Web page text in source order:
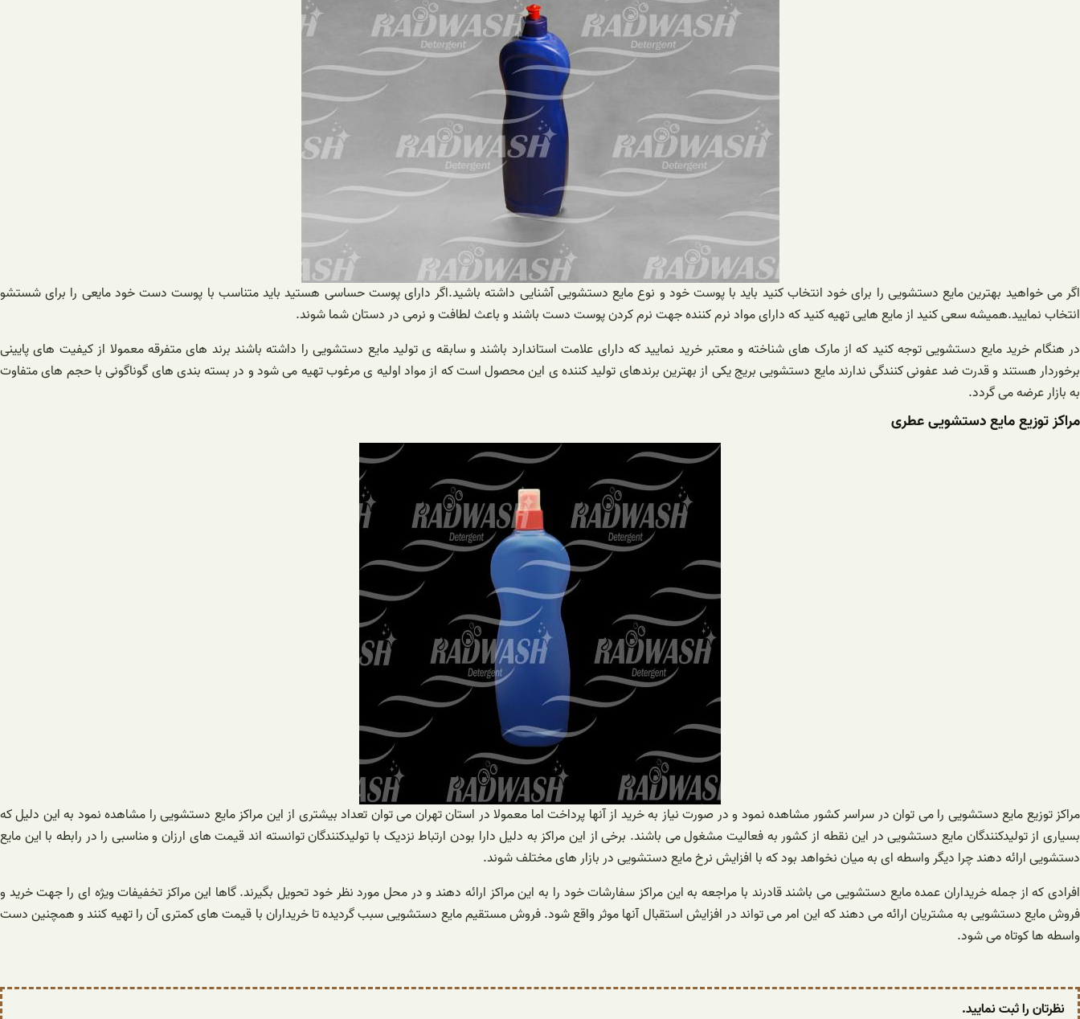
اگر می خواهید بهترین مایع دستشویی را برای خود انتخاب کنید باید با پوست خود و نوع مایع دستشویی آشنایی داشته باشید.اگر دارای پوست حساسی هستید باید متناسب با پوست دست خود مایعی را برای شستشو
انتخاب نمایید.همیشه سعی کنید از مایع هایی تهیه کنید که دارای مواد نرم کننده جهت نرم کردن پوست دست باشند و باعث لطافت و نرمی در دستان شما شوند.
در هنگام خرید مایع دستشویی توجه کنید که از مارک های شناخته و معتبر خرید نمایید که دارای علامت استاندارد باشند و سابقه ی تولید مایع دستشویی را داشته باشند برند های متفرقه معمولا از کیفیت های پایینی
برخوردار هستند و قدرت ضد عفونی کنندگی ندارند مایع دستشویی بریج یکی از بهترین برندهای تولید کننده ی این محصول است که از مواد اولیه ی مرغوب تهیه می شود و در بسته بندی های گوناگونی با حجم های متفاوت
به بازار عرضه می گردد.
مراکز توزیع مایع دستشویی عطری
مراکز توزیع مایع دستشویی را می توان در سراسر کشور مشاهده نمود و در صورت نیاز به خرید از آنها پرداخت اما معمولا در استان تهران می توان تعداد بیشتری از این مراکز مایع دستشویی را مشاهده نمود به این دلیل که
بسیاری از تولیدکنندگان مایع دستشویی در این نقطه از کشور به فعالیت مشغول می باشند. برخی از این مراکز به دلیل دارا بودن ارتباط نزدیک با تولیدکنندگان توانسته اند قیمت های ارزان و مناسبی را در رابطه با این مایع
دستشویی ارائه دهند چرا دیگر واسطه ای به میان نخواهد بود که با افزایش نرخ مایع دستشویی در بازار های مختلف شوند.
افرادی که از جمله خریداران عمده مایع دستشویی می باشند قادرند با مراجعه به این مراکز سفارشات خود را به این مراکز ارائه دهند و در محل مورد نظر خود تحویل بگیرند. گاها این مراکز تخفیفات ویژه ای را جهت خرید و
فروش مایع دستشویی به مشتریان ارائه می دهند که این امر می تواند در افزایش استقبال آنها موثر واقع شود. فروش مستقیم مایع دستشویی سبب گردیده تا خریداران با قیمت های کمتری آن را تهیه کنند و همچنین دست
واسطه ها کوتاه می شود.
نظرتان را ثبت نمایید.